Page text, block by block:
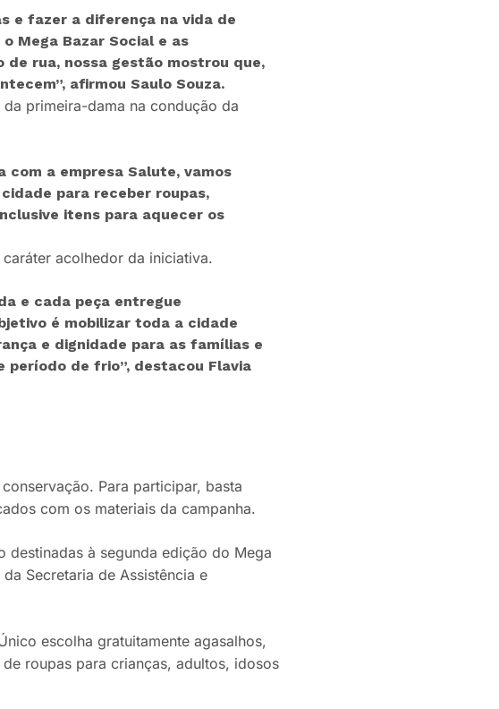
e fazer a diferença na vida de
Mega Bazar Social e as
de rua, nossa gestão mostrou que,
afirmou Saulo Souza.
primeira-dama na condução da
com a empresa Salute, vamos
para receber roupas,
itens para aquecer os
acolhedor da iniciativa.
e cada peça entregue
é mobilizar toda a cidade
e dignidade para as famílias e
período de frio”, destacou Flavia
Para participar, basta
com os materiais da campanha.
destinadas à segunda edição do Mega
Secretaria de Assistência e
escolha gratuitamente agasalhos,
roupas para crianças, adultos, idosos